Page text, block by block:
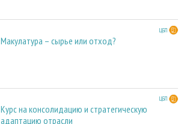
ЦБП
Макулатура – сырье или отход?
ЦБП
Курс на консолидацию и стратегическую
адаптацию отрасли